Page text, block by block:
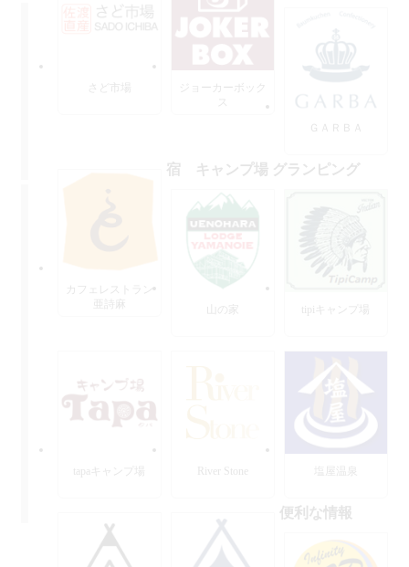
さど市場
ジョーカーボック
ス
ＧＡＲＢＡ
カフェレストラン
亜詩麻
宿 キャンプ場 グランピング
山の家 tipiキャンプ場
tapaキャンプ場 River Stone 塩屋温泉
便利な情報